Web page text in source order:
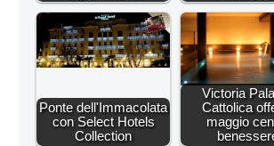
Ponte dell'Immacolata
con Select Hotels
Collection
Victoria
Cattolica
maggio